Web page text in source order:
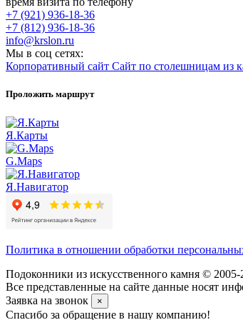
+7 (921) 936-18-36
+7 (812) 936-18-36
info@krslon.ru
Мы в соц сетях:
Корпоративный сайт Сайт по столешницам из
Проложить маршрут
Я.Карты
G.Maps
Я.Навигатор
Политика в отношении обработки
Подоконники из искусственного камня ©
Все представленные на сайте данные носят
Заявка на звонок
×
Спасибо за обращение в нашу компанию!